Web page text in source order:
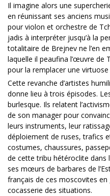
Il imagine alors une
en réunissant ses anciens
pour violon et orchestre de
jadis à interpréter jusqu’à la
totalitaire de Brejnev ne l’en
laquelle il peaufina l’œuvre de
pour la remplacer une
Cette revanche d’artistes
donne lieu à trois épisodes.
burlesque. Ils relatent
de son manager pour
leurs instruments, leur
déploiement de ruses, trafics
costumes, chaussures,
de cette tribu hétéroclite dans
ses mœurs de barbares de
français de ces moscovites
cocasserie des situations.